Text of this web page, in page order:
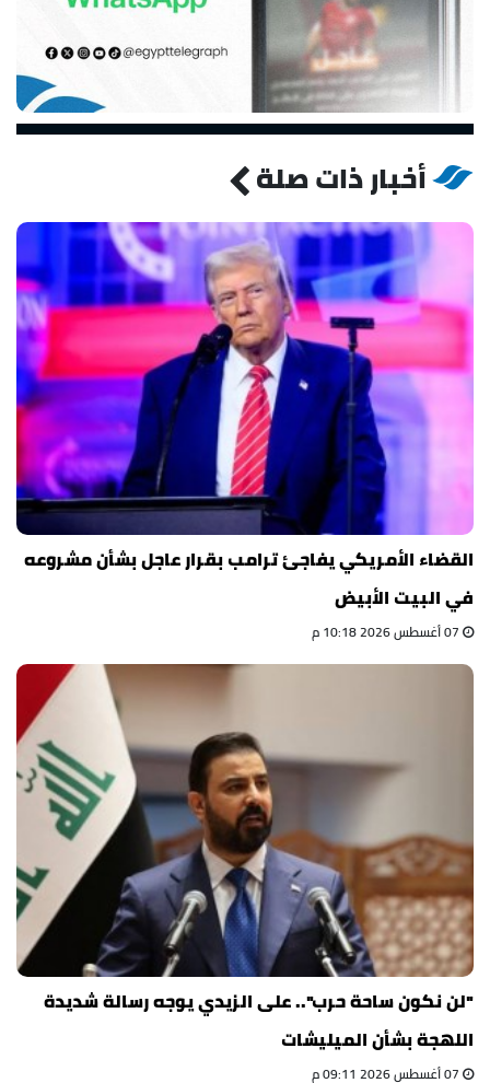
أخبار ذات صلة
القضاء الأمريكي يفاجئ ترامب بقرار عاجل بشأن مشروعه
في البيت الأبيض
"لن نكون ساحة حرب".. على الزيدي يوجه رسالة شديدة
اللهجة بشأن الميليشات